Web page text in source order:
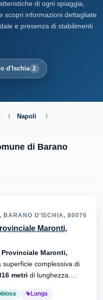
di ogni spiaggia,
scopri informazioni dettagliate
e presenza di stabilimenti
d'Ischia 2
/ Napoli
/
di Barano
BARANO D'ISCHIA, 80076
Maronti,
Provinciale Maronti,
superficie complessiva di
metri di lunghezza.
Lunga